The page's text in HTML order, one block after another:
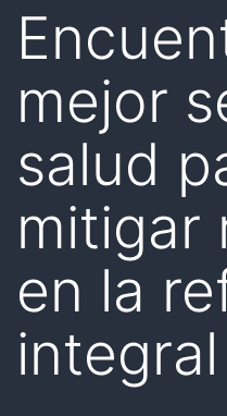
mejor
salud
mitigar
en la
integral